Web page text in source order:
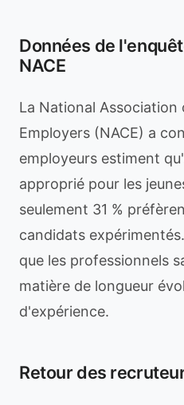
Données de
NACE
La National Association
Employers (NACE) a
employeurs estiment
approprié pour les
seulement 31 %
candidats expérimentés.
que les professionnels
matière de longueur
d'expérience.
Retour des